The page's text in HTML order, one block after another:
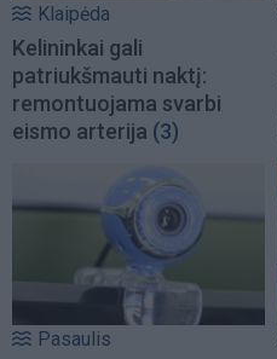
Klaipėda
Kelininkai gali
patriukšmauti naktį:
remontuojama svarbi
eismo arterija (3)
Pasaulis